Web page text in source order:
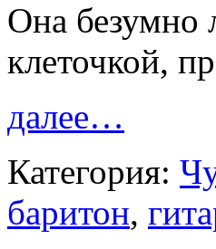
Она безумно
клеточкой,
далее…
Категория:
баритон,